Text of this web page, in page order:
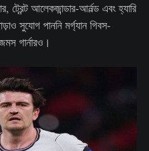
আলেকজান্ডার-আর্নল্ড এবং হ্যারি
সুযোগ পাননি মর্গ্যান গিবস-
গার্নারও।